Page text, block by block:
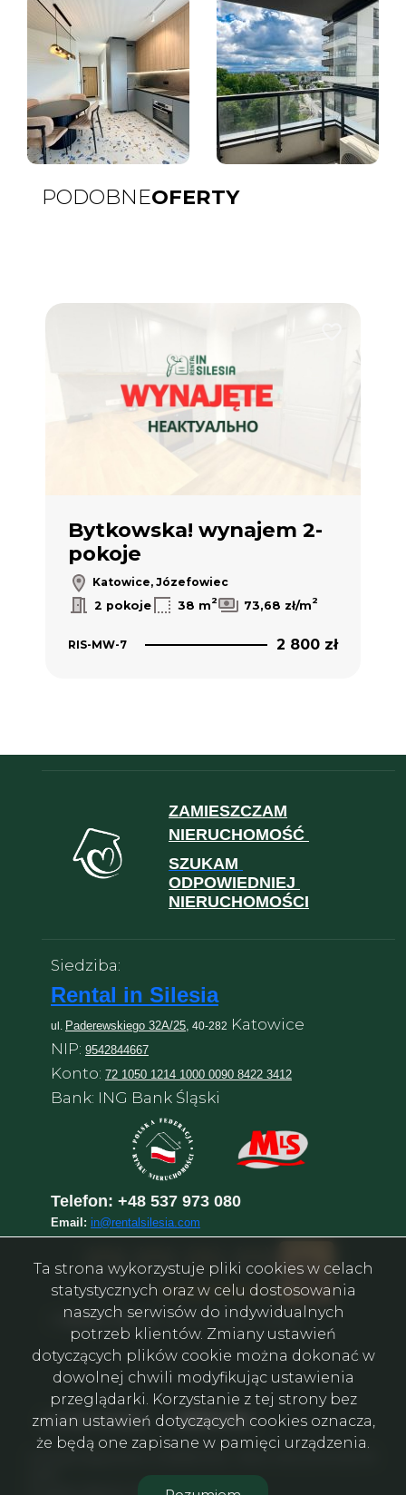
PODOBNEOFERTY
Bytkowska! wynajem 2-
pokoje
Katowice, Józefowiec
2 pokoje
38 m2 73,68 zł/m2
RIS-MW-7 2 800 zł
ZAMIESZCZAM
NIERUCHOMOŚĆ
SZUKAM
ODPOWIEDNIEJ
NIERUCHOMOŚCI
Siedziba:
Rental in Silesia
ul. Paderewskiego 32A/25, 40-282 Katowice
NIP: 9542844667
Konto: 72 1050 1214 1000 0090 8422 3412
Bank: ING Bank Śląski
Telefon: +48 537 973 080
Email: in@rentalsilesia.com
Rental in Silesia – Агентство нерухомості у Катовіце
social media Facebook
Facebook
Facebook
Facebook
Facebook
Facebook
Program dla biur nieruchomości
Ta strona wykorzystuje pliki cookies w celach
statystycznych oraz w celu dostosowania
naszych serwisów do indywidualnych
potrzeb klientów. Zmiany ustawień
dotyczących plików cookie można dokonać w
dowolnej chwili modyfikując ustawienia
przeglądarki. Korzystanie z tej strony bez
zmian ustawień dotyczących cookies oznacza,
że będą one zapisane w pamięci urządzenia.